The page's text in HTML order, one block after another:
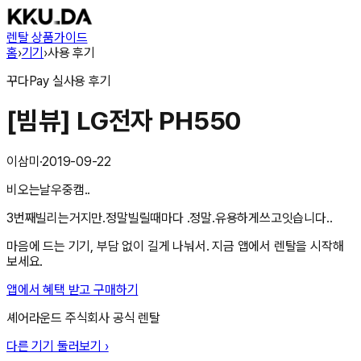
렌탈 상품가이드
홈›기기›사용 후기
꾸다Pay 실사용 후기
[빔뷰] LG전자 PH550
이삼미 ·2019-09-22
비오는날우중캠..
3번째빌리는거지만.정말빌릴때마다 .정말.유용하게쓰고잇습니다..
마음에 드는 기기, 부담 없이 길게 나눠서. 지금 앱에서 렌탈을 시작해
보세요.
앱에서 혜택 받고 구매하기
셰어라운드 주식회사 공식 렌탈
다른 기기 둘러보기 ›